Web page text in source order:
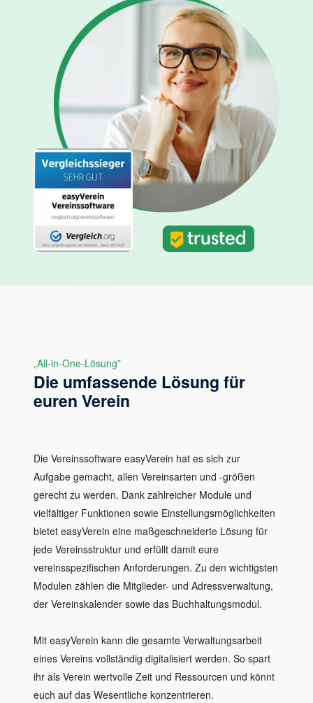
„All-in-One-Lösung”
Die umfassende Lösung für
euren Verein
Die Vereinssoftware easyVerein hat es sich zur
Aufgabe gemacht, allen Vereinsarten und -größen
gerecht zu werden. Dank zahlreicher Module und
vielfältiger Funktionen sowie Einstellungsmöglichkeiten
bietet easyVerein eine maßgeschneiderte Lösung für
jede Vereinsstruktur und erfüllt damit eure
vereinsspezifischen Anforderungen. Zu den wichtigsten
Modulen zählen die Mitglieder- und Adressverwaltung,
der Vereinskalender sowie das Buchhaltungsmodul.
Mit easyVerein kann die gesamte Verwaltungsarbeit
eines Vereins vollständig digitalisiert werden. So spart
ihr als Verein wertvolle Zeit und Ressourcen und könnt
euch auf das Wesentliche konzentrieren.